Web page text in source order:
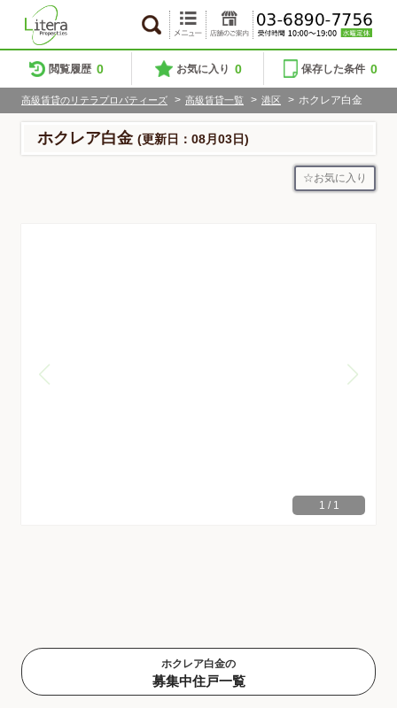
閲覧履歴 0 お気に入り 0 保存した条件 0
高級賃貸のリテラプロパティーズ > 高級賃貸一覧 > 港区 > ホクレア白金
ホクレア白金 (更新日：08月03日)
お気に入り
1 / 1
ホクレア白金の
募集中住戸一覧